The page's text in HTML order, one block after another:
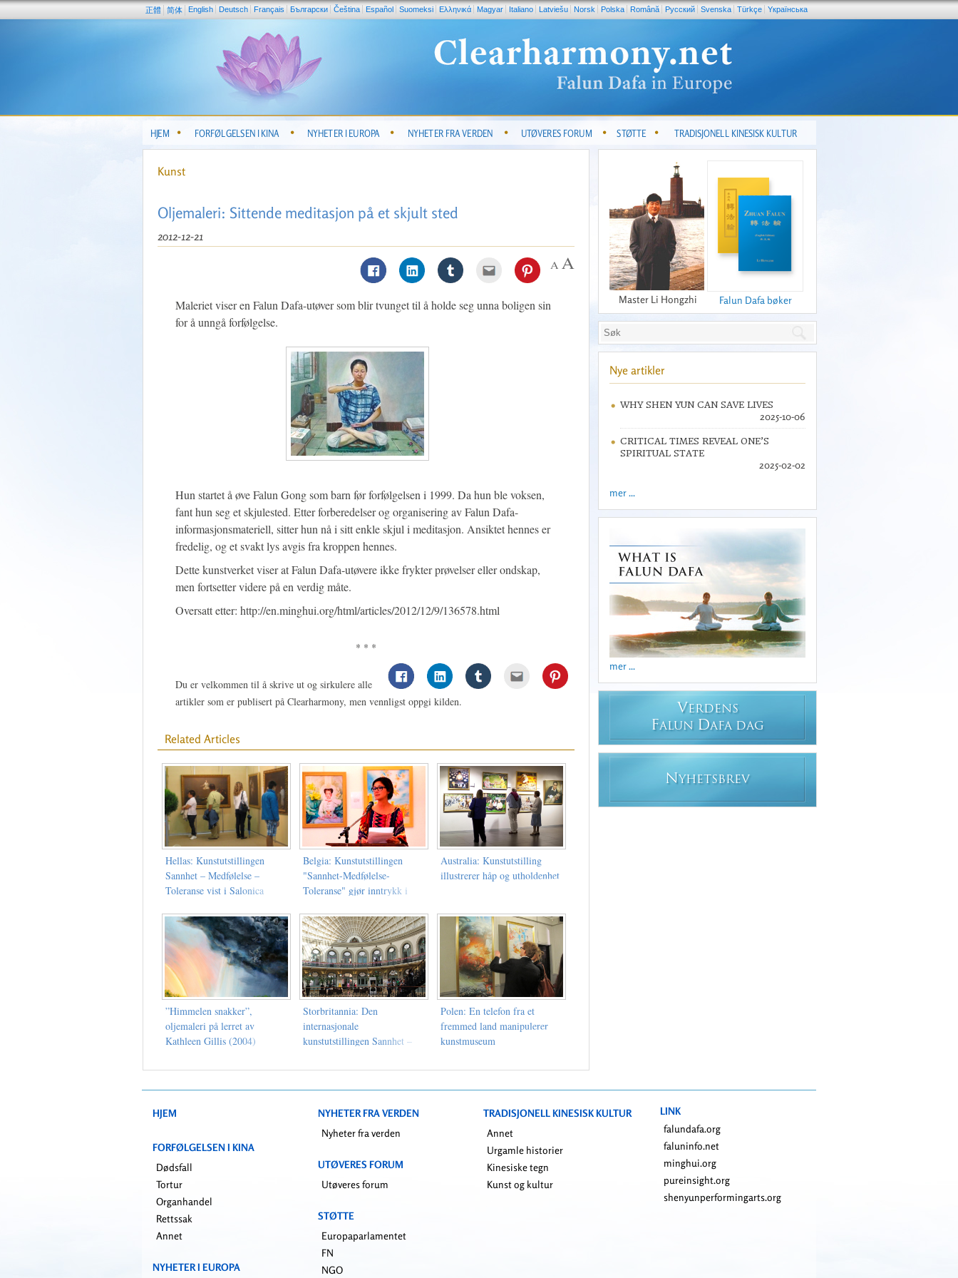
正體 简体 English Deutsch Français Български Čeština Español Suomeksi Ελληνικά Magyar Italiano Latviešu Norsk Polska Română Pусский Svenska Türkçe Yкраїнська
HJEM FORFØLGELSEN I KINA NYHETER I EUROPA NYHETER FRA VERDEN UTØVERES FORUM STØTTE TRADISJONELL KINESISK KULTUR
Kunst
Oljemaleri: Sittende meditasjon på et skjult sted
2012-12-21
Maleriet viser en Falun Dafa-utøver som blir tvunget til å holde seg unna boligen sin
for å unngå forfølgelse.
Hun startet å øve Falun Gong som barn før forfølgelsen i 1999. Da hun ble voksen,
fant hun seg et skjulested. Etter forberedelser og organisering av Falun Dafa-
informasjonsmateriell, sitter hun nå i sitt enkle skjul i meditasjon. Ansiktet hennes er
fredelig, og et svakt lys avgis fra kroppen hennes.
Dette kunstverket viser at Falun Dafa-utøvere ikke frykter prøvelser eller ondskap,
men fortsetter videre på en verdig måte.
Oversatt etter: http://en.minghui.org/html/articles/2012/12/9/136578.html
* * *
Du er velkommen til å skrive ut og sirkulere alle
artikler som er publisert på Clearharmony, men vennligst oppgi kilden.
Related Articles
Hellas: Kunstutstillingen
Sannhet – Medfølelse –
Toleranse vist i Salonica
Belgia: Kunstutstillingen
"Sannhet-Medfølelse-
Toleranse" gjør inntrykk i
Australia: Kunstutstilling
illustrerer håp og utholdenhet
”Himmelen snakker”,
oljemaleri på lerret av
Kathleen Gillis (2004)
Storbritannia: Den
internasjonale
kunstutstillingen Sannhet –
Leeds
Polen: En telefon fra et
fremmed land manipulerer
kunstmuseum
Master Li Hongzhi Falun Dafa bøker
Nye artikler
WHY SHEN YUN CAN SAVE LIVES
2025-10-06
CRITICAL TIMES REVEAL ONE’S
SPIRITUAL STATE
2025-02-02
mer ...
mer ...
VERDENS
FALUN DAFA DAG
NYHETSBREV
HJEM
FORFØLGELSEN I KINA
Dødsfall
Tortur
Organhandel
Rettssak
Annet
NYHETER I EUROPA
NYHETER FRA VERDEN
Nyheter fra verden
UTØVERES FORUM
Utøveres forum
STØTTE
Europaparlamentet
FN
NGO
TRADISJONELL KINESISK KULTUR
Annet
Urgamle historier
Kinesiske tegn
Kunst og kultur
LINK
falundafa.org
faluninfo.net
minghui.org
pureinsight.org
shenyunperformingarts.org